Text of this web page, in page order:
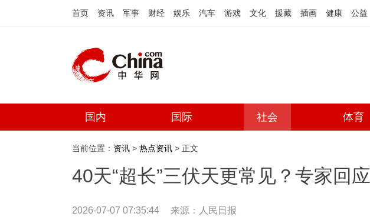
首页 资讯 军事 财经 娱乐 汽车 游戏 文化 援藏 插画 健康 公益
国内 国际 社会 体育
当前位置： 资讯 > 热点资讯 > 正文
40天“超长”三伏天更常见？专家回应
2026-07-07 07:35:44 来源： 人民日报